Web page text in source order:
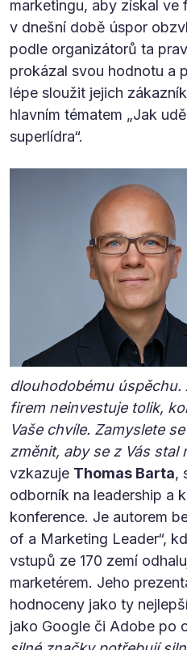
marketingu, aby získal ve
v dnešní době úspor
podle organizátorů ta
prokázal svou hodnotu a
lépe sloužit jejich
hlavním tématem „Jak
superlídra“.
dlouhodobému
firem neinvestuje tolik,
Vaše chvíle. Zamyslete
změnit, aby se z Vás stal
vzkazuje Thomas Barta,
odborník na leadership a
konference. Je autorem
of a Marketing Leader“,
vstupů ze 170 zemí
marketérem. Jeho
hodnoceny jako ty
jako Google či Adobe po